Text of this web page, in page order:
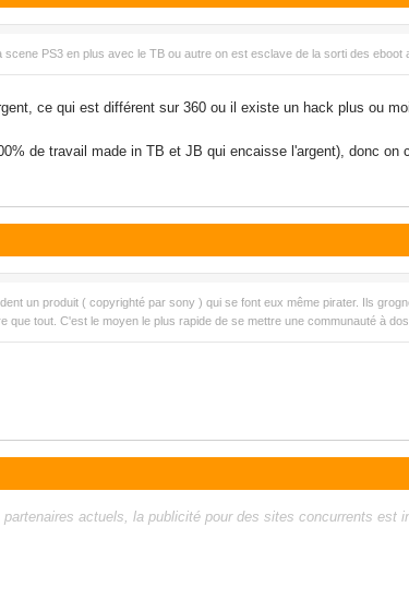
PS3 en plus avec le TB ou autre on est esclave de la sorti des
ce qui est différent sur 360 ou il existe un hack plus ou
de travail made in TB et JB qui encaisse l'argent), donc
un produit ( copyrighté par sony ) qui se font eux même pirater. Ils
que tout. C'est le moyen le plus rapide de se mettre une communauté à
actuels, la publicité pour des sites concurrents est